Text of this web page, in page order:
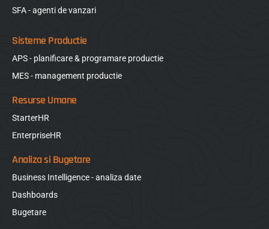
SFA - agenti de vanzari
Sisteme Productie
APS - planificare & programare productie
MES - management productie
Resurse Umane
StarterHR
EnterpriseHR
Analiza si Bugetare
Business Intelligence - analiza date
Dashboards
Bugetare